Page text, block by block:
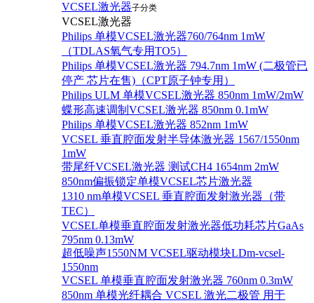
VCSEL激光器子分类
VCSEL激光器
Philips 单模VCSEL激光器760/764nm 1mW
（TDLAS氧气专用TO5）
Philips 单模VCSEL激光器 794.7nm 1mW (二极管已
停产 芯片在售)（CPT原子钟专用）
Philips ULM 单模VCSEL激光器 850nm 1mW/2mW
蝶形高速调制VCSEL激光器 850nm 0.1mW
Philips 单模VCSEL激光器 852nm 1mW
VCSEL 垂直腔面发射半导体激光器 1567/1550nm
1mW
带尾纤VCSEL激光器 测试CH4 1654nm 2mW
850nm偏振锁定单模VCSEL芯片激光器
1310 nm单模VCSEL 垂直腔面发射激光器（带
TEC）
VCSEL单模垂直腔面发射激光器低功耗芯片GaAs
795nm 0.13mW
超低噪声1550NM VCSEL驱动模块LDm-vcsel-
1550nm
VCSEL 单模垂直腔面发射激光器 760nm 0.3mW
850nm 单模光纤耦合 VCSEL 激光二极管 用于